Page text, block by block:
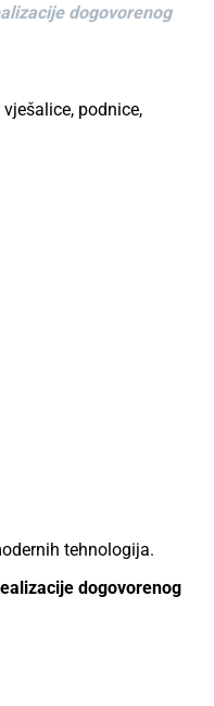
dogovorenog
podnice,
tehnologija.
dogovorenog